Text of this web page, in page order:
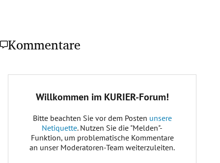
Kommentare